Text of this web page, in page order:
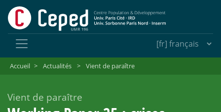
Accueil > Actualités > Vient de paraître
Vient de paraître